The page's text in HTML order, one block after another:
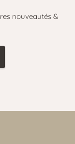
nouveautés &